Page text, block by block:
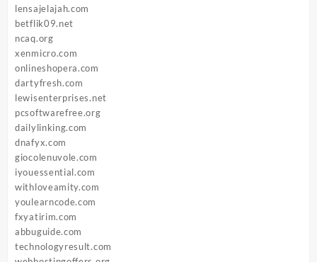
lensajelajah.com
betflik09.net
ncaq.org
xenmicro.com
onlineshopera.com
dartyfresh.com
lewisenterprises.net
pcsoftwarefree.org
dailylinking.com
dnafyx.com
giocolenuvole.com
iyouessential.com
withloveamity.com
youlearncode.com
fxyatirim.com
abbuguide.com
technologyresult.com